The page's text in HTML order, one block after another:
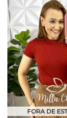
As
na
do
FORA DE